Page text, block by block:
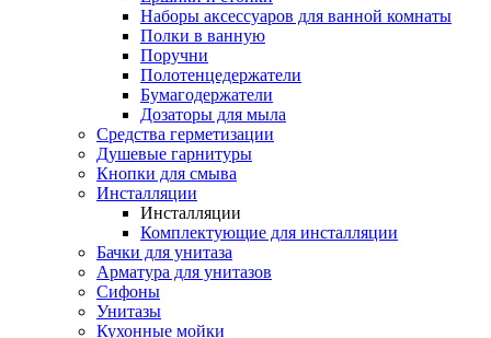
Наборы аксессуаров для ванной комнаты
Полки в ванную
Поручни
Полотенцедержатели
Бумагодержатели
Дозаторы для мыла
Средства герметизации
Душевые гарнитуры
Кнопки для смыва
Инсталляции
Инсталляции
Комплектующие для инсталляции
Бачки для унитаза
Арматура для унитазов
Сифоны
Унитазы
Кухонные мойки